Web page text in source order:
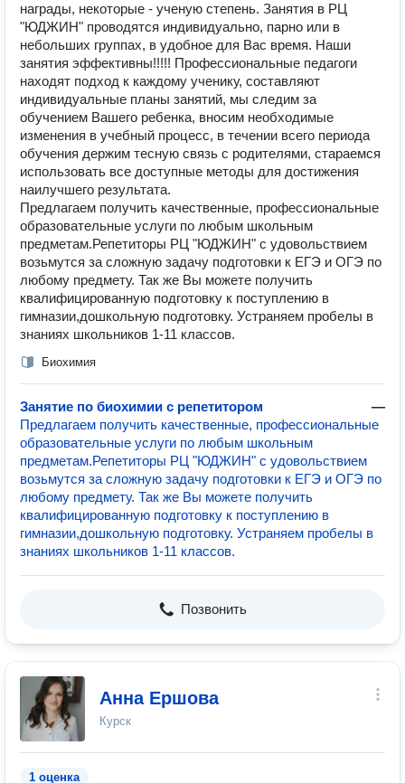
награды, некоторые - ученую степень. Занятия в РЦ
"ЮДЖИН" проводятся индивидуально, парно или в
небольших группах, в удобное для Вас время. Наши
занятия эффективны!!!!! Профессиональные педагоги
находят подход к каждому ученику, составляют
индивидуальные планы занятий, мы следим за
обучением Вашего ребенка, вносим необходимые
изменения в учебный процесс, в течении всего периода
обучения держим тесную связь с родителями, стараемся
использовать все доступные методы для достижения
наилучшего результата.
Предлагаем получить качественные, профессиональные
образовательные услуги по любым школьным
предметам.Репетиторы РЦ "ЮДЖИН" с удовольствием
возьмутся за сложную задачу подготовки к ЕГЭ и ОГЭ по
любому предмету. Так же Вы можете получить
квалифицированную подготовку к поступлению в
гимназии,дошкольную подготовку. Устраняем пробелы в
знаниях школьников 1-11 классов.
Биохимия
Занятие по биохимии с репетитором
—
Предлагаем получить качественные, профессиональные
образовательные услуги по любым школьным
предметам.Репетиторы РЦ "ЮДЖИН" с удовольствием
возьмутся за сложную задачу подготовки к ЕГЭ и ОГЭ по
любому предмету. Так же Вы можете получить
квалифицированную подготовку к поступлению в
гимназии,дошкольную подготовку. Устраняем пробелы в
знаниях школьников 1-11 классов.
Позвонить
Анна Ершова
Курск
1 оценка